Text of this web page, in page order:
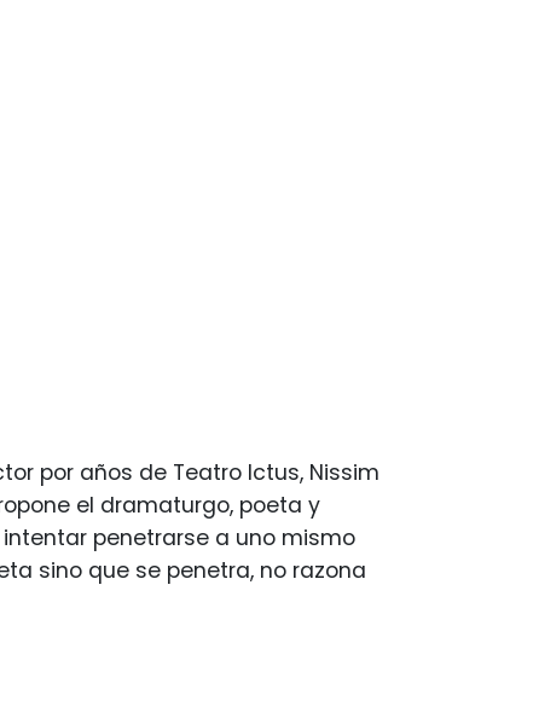
por años de Teatro Ictus, Nissim
el dramaturgo, poeta y
intentar penetrarse a uno mismo
sino que se penetra, no razona